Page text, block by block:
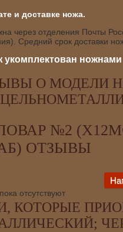
и доставке ножа.
через отделения Почты
Средний срок доставки
укомплектован
О МОДЕЛИ
№2
ОТЗЫВЫ
отсутствуют
КОТОРЫЕ